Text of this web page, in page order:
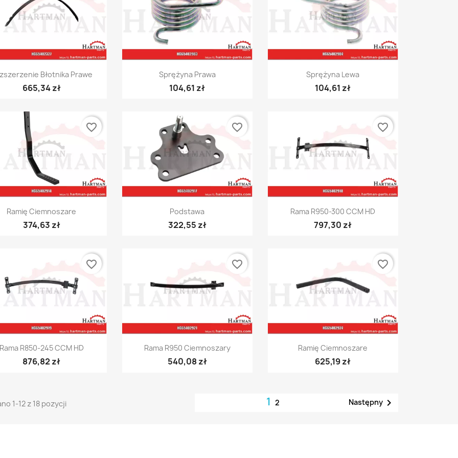
Szybki podgląd
Błotnika Prawe
665,34 zł
Szybki podgląd
Sprężyna Prawa
104,61 zł
Szybki podgląd
Sprężyna Lewa
104,61 zł
Szybki podgląd
Ramię Ciemnoszare
374,63 zł
favorite_border
Szybki podgląd
Podstawa
322,55 zł
favorite_border
Szybki podgląd
Rama R950-300 CCM HD
797,30 zł
favorite_border
Szybki podgląd
R850-245 CCM HD
876,82 zł
favorite_border
Szybki podgląd
Rama R950 Ciemnoszary
540,08 zł
favorite_border
Szybki podgląd
Ramię Ciemnoszare
625,19 zł
favorite_border
1-12 z 18 pozycji 1 2 Następny